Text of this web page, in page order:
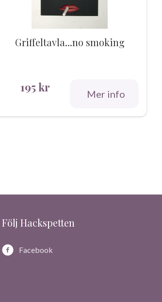
Griffeltavla...no smoking
195kr Mer info
Följ Hackspetten
Facebook